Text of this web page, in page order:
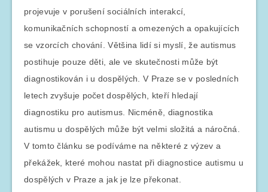
projevuje v porušení sociálních interakcí,
komunikačních schopností a omezených a opakujících
se vzorcích chování. Většina lidí si myslí, že autismus
postihuje pouze děti, ale ve skutečnosti může být
diagnostikován i u dospělých. V Praze se v posledních
letech zvyšuje počet dospělých, kteří hledají
diagnostiku pro autismus. Nicméně, diagnostika
autismu u dospělých může být velmi složitá a náročná.
V tomto článku se podíváme na některé z výzev a
překážek, které mohou nastat při diagnostice autismu u
dospělých v Praze a jak je lze překonat.